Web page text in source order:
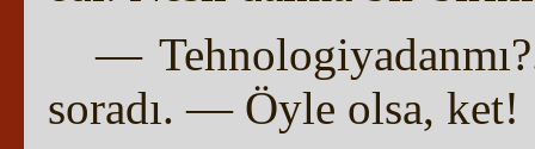
—
soradı. — Öyle olsa, ket!